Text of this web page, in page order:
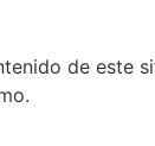
de este